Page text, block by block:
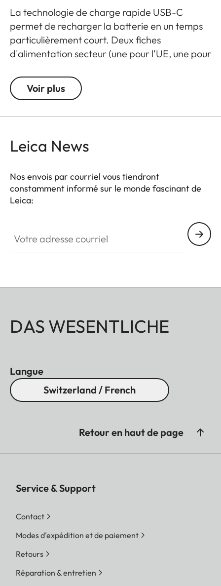
La technologie de charge rapide USB-C
permet de recharger la batterie en un temps
particulièrement court. Deux fiches
d'alimentation secteur (une pour l'UE, une pour
vous permet également de charger votre
appareil photo dans la voiture, afin qu'il soit
Voir plus
Leica News
Nos envois par courriel vous tiendront
constamment informé sur le monde fascinant de
Leica:
DAS WESENTLICHE
Langue
Switzerland / French
Retour en haut de page
Service & Support
Contact
Modes d'expédition et de paiement
Retours
Réparation & entretien